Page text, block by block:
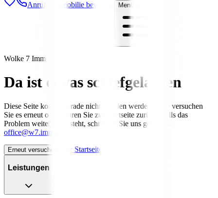
Anrufen Immobilie bewerten Menü öffnen
Wolke 7 Immobilien
Da ist etwas schiefgelaufen
Diese Seite konnte gerade nicht geladen werden. Bitte versuchen
Sie es erneut oder kehren Sie zur Startseite zurück. Falls das
Problem weiterhin besteht, schreiben Sie uns gerne an
office@w7.immo
Erneut versuchen Zur Startseite
Leistungen